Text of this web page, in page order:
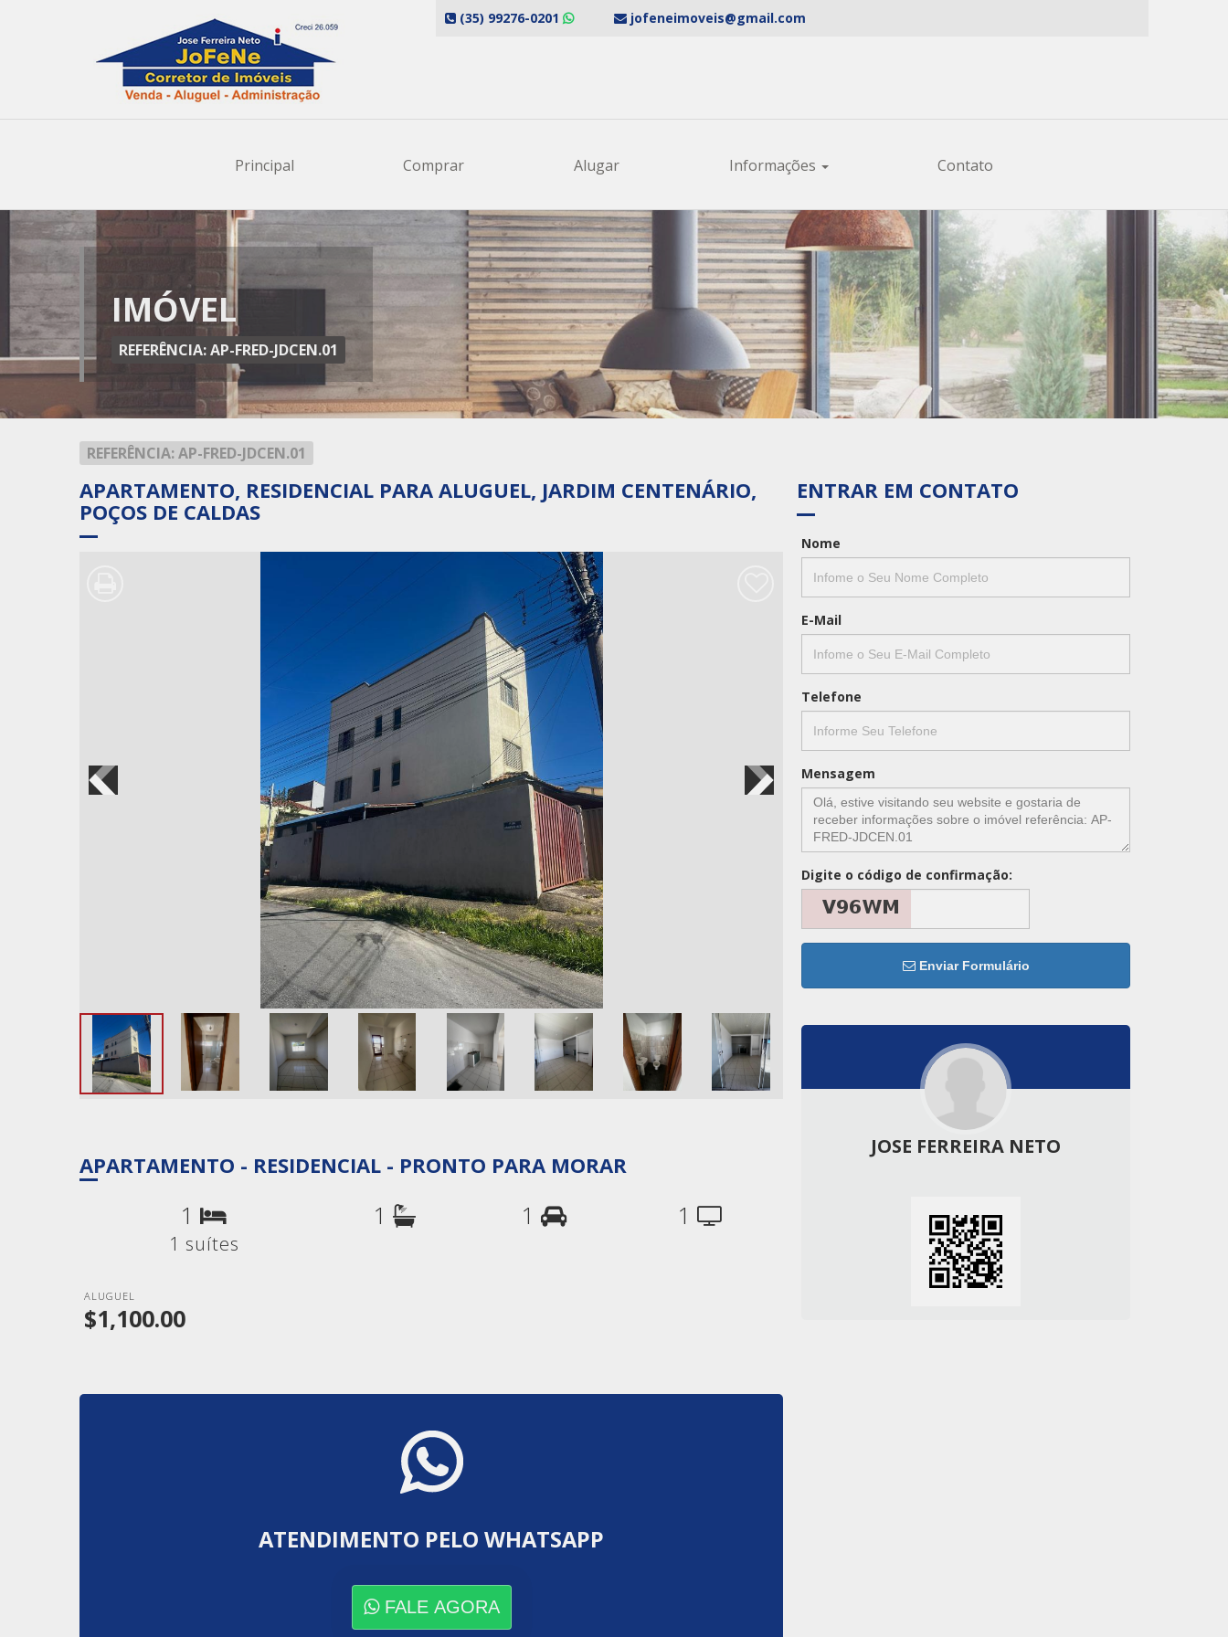
(35) 99276-0201 jofeneimoveis@gmail.com
Principal Comprar Alugar Informações Contato
IMÓVEL
REFERÊNCIA: AP-FRED-JDCEN.01
REFERÊNCIA: AP-FRED-JDCEN.01
APARTAMENTO, RESIDENCIAL PARA ALUGUEL, JARDIM CENTENÁRIO,
POÇOS DE CALDAS
APARTAMENTO - RESIDENCIAL - PRONTO PARA MORAR
1
1 suítes
1 1 1
ALUGUEL
$1,100.00
ATENDIMENTO PELO WHATSAPP
FALE AGORA
ENTRAR EM CONTATO
Nome
E-Mail
Telefone
Mensagem
Digite o código de confirmação:
Enviar Formulário
JOSE FERREIRA NETO
Seu E-mail:
Telefone ou WhatsApp:
Enviar Formulário